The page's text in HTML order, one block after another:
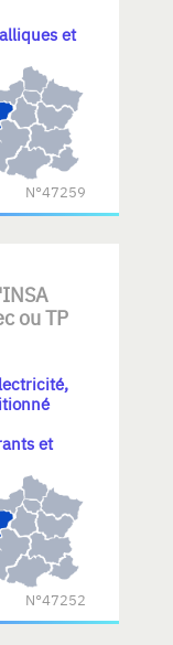
et
N°47259
ou TP
et
N°47252